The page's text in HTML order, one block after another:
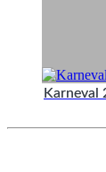
Karneval